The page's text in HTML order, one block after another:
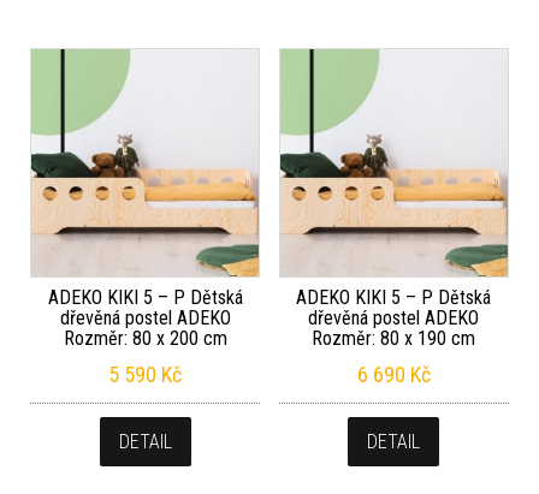
ADEKO KIKI 5 – P Dětská
dřevěná postel ADEKO
Rozměr: 80 x 200 cm
5 590 Kč
DETAIL
ADEKO KIKI 5 – P Dětská
dřevěná postel ADEKO
Rozměr: 80 x 190 cm
6 690 Kč
DETAIL